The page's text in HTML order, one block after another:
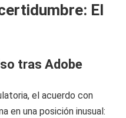
El
tras Adobe
el acuerdo con
en una posición inusual: